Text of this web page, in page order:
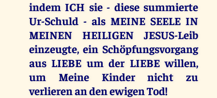
indem ICH sie - diese summierte
Ur-Schuld - als MEINE SEELE IN
MEINEN HEILIGEN JESUS-Leib
einzeugte, ein Schöpfungsvorgang
aus LIEBE um der LIEBE willen,
um Meine Kinder nicht zu
verlieren an den ewigen Tod!